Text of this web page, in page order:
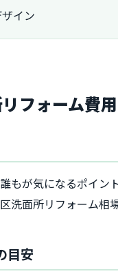
イン
フォーム費
もが気になるポイ
洗面所リフォーム相
目安